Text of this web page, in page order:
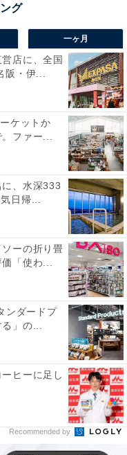
ク＆スリーブレス
べるよう、異なるカ
されています。
ック（790円）
一ヶ月
店に、全国
・伊...
ケットか
ファー...
、水深333
日帰...
ソーの折り畳
「使わ...
ンダードプ
」の...
ヒーに足し
Recommended by